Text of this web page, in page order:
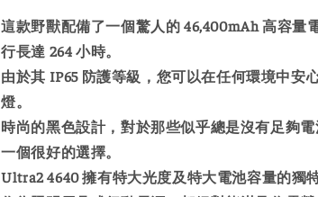
這款野獸配備了一個驚人的 46,400mAh 高容量
行長達 264 小時。
由於其 IP65 防護等級，您可以在任何環境中安
燈。
時尚的黑色設計，對於那些似乎總是沒有足夠
一個很好的選擇。
Ultra2 4640 擁有特大光度及特大電池容量的獨